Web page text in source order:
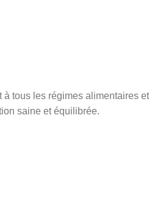
tous les régimes alimentaires et
saine et équilibrée.